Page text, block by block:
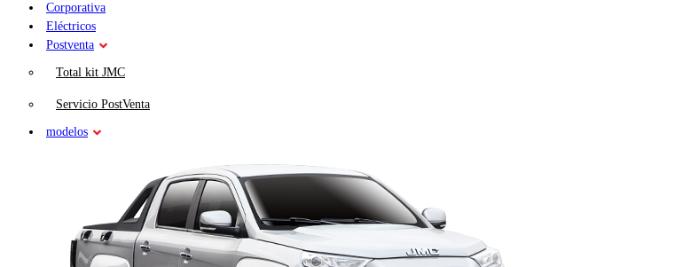
Corporativa
Eléctricos
Postventa
Total kit JMC
Servicio PostVenta
modelos